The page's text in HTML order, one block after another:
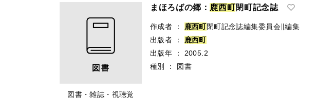
図書・雑誌・視聴覚
まほろばの郷： 鹿西町閉町記念誌
作成者 ： 鹿西町閉町記念誌編集委員会∥編集
出版者
： 鹿西町
出版年
：
2005.2
種別
： 図書